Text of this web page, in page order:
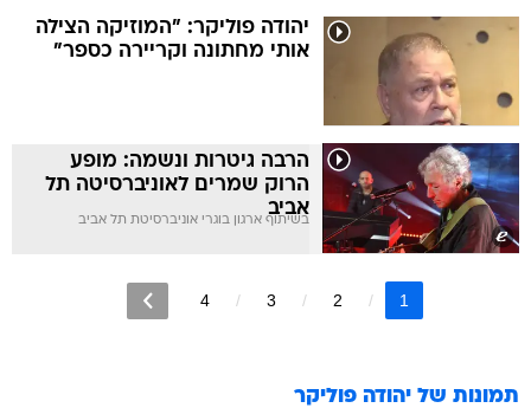
יהודה פוליקר: "המוזיקה הצילה
אותי מחתונה וקריירה כספר"
הרבה גיטרות ונשמה: מופע
הרוק שמרים לאוניברסיטה תל
אביב
בשיתוף ארגון בוגרי אוניברסיטת תל אביב
1
2
3
4
תמונות של יהודה פוליקר